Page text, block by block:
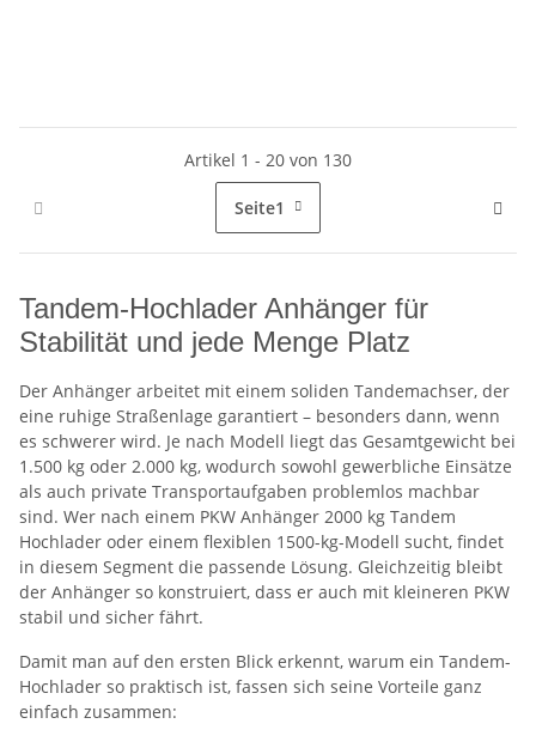
Artikel 1 - 20 von 130
Seite1
Tandem-Hochlader Anhänger für
Stabilität und jede Menge Platz
Der Anhänger arbeitet mit einem soliden Tandemachser, der
eine ruhige Straßenlage garantiert – besonders dann, wenn
es schwerer wird. Je nach Modell liegt das Gesamtgewicht bei
1.500 kg oder 2.000 kg, wodurch sowohl gewerbliche Einsätze
als auch private Transportaufgaben problemlos machbar
sind. Wer nach einem PKW Anhänger 2000 kg Tandem
Hochlader oder einem flexiblen 1500-kg-Modell sucht, findet
in diesem Segment die passende Lösung. Gleichzeitig bleibt
der Anhänger so konstruiert, dass er auch mit kleineren PKW
stabil und sicher fährt.
Damit man auf den ersten Blick erkennt, warum ein Tandem-
Hochlader so praktisch ist, fassen sich seine Vorteile ganz
einfach zusammen: